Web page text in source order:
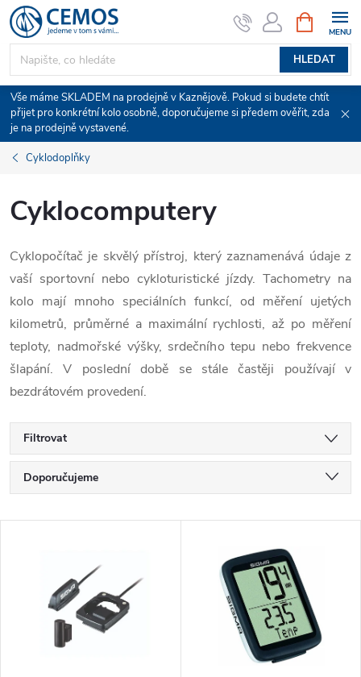
Přejít
na
obsah
HLEDAT
NÁKUPNÍ
KOŠÍK
Vše máme SKLADEM na prodejně v Kaznějově. Pokud si budete chtít
přijet pro konkrétní kolo osobně, doporučujeme si předem ověřit, zda
je na prodejně vystavené.
Cyklodoplňky
Cyklocomputery
Cyklopočítač je skvělý přístroj, který zaznamenává údaje z
vaší sportovní nebo cykloturistické jízdy. Tachometry na
kolo mají mnoho speciálních funkcí, od měření ujetých
kilometrů, průměrné a maximální rychlosti, až po měření
teploty, nadmořské výšky, srdečního tepu nebo frekvence
šlapání. V poslední době se stále častěji používají v
bezdrátovém provedení.
Filtrovat
Ř
a
Doporučujeme
Nejprodávanější
Abecedně